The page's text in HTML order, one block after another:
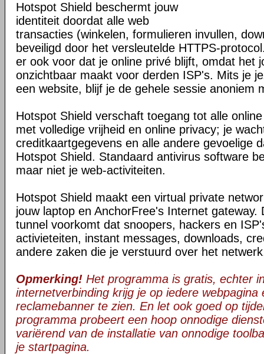
Hotspot Shield beschermt jouw
identiteit doordat alle web
transacties (winkelen, formulieren invullen,
beveiligd door het versleutelde HTTPS-
er ook voor dat je online privé blijft, omdat het
onzichtbaar maakt voor derden ISP's. Mits je
een website, blijf je de gehele sessie anoniem
Hotspot Shield verschaft toegang tot alle
met volledige vrijheid en online privacy; je
creditkaartgegevens en alle andere gevoelige
Hotspot Shield. Standaard antivirus software
maar niet je web-activiteiten.
Hotspot Shield maakt een virtual private
jouw laptop en AnchorFree's Internet gateway.
tunnel voorkomt dat snoopers, hackers en
activieteiten, instant messages, downloads,
andere zaken die je verstuurd over het
Opmerking! Het programma is gratis, echter
internetverbinding krijg je op iedere webpagina
reclamebanner te zien. En let ook goed op
programma probeert een hoop onnodige
variërend van de installatie van onnodige
je startpagina.